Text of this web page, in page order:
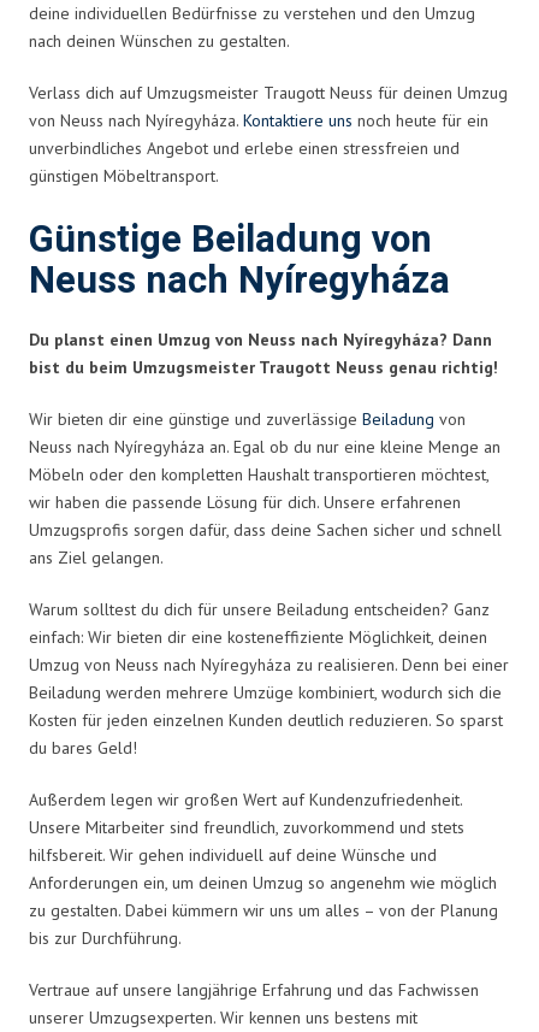
deine individuellen Bedürfnisse zu verstehen und den Umzug
nach deinen Wünschen zu gestalten.
Verlass dich auf Umzugsmeister Traugott Neuss für deinen Umzug
von Neuss nach Nyíregyháza. Kontaktiere uns noch heute für ein
unverbindliches Angebot und erlebe einen stressfreien und
günstigen Möbeltransport.
Günstige Beiladung von
Neuss nach Nyíregyháza
Du planst einen Umzug von Neuss nach Nyíregyháza? Dann
bist du beim Umzugsmeister Traugott Neuss genau richtig!
Wir bieten dir eine günstige und zuverlässige Beiladung von
Neuss nach Nyíregyháza an. Egal ob du nur eine kleine Menge an
Möbeln oder den kompletten Haushalt transportieren möchtest,
wir haben die passende Lösung für dich. Unsere erfahrenen
Umzugsprofis sorgen dafür, dass deine Sachen sicher und schnell
ans Ziel gelangen.
Warum solltest du dich für unsere Beiladung entscheiden? Ganz
einfach: Wir bieten dir eine kosteneffiziente Möglichkeit, deinen
Umzug von Neuss nach Nyíregyháza zu realisieren. Denn bei einer
Beiladung werden mehrere Umzüge kombiniert, wodurch sich die
Kosten für jeden einzelnen Kunden deutlich reduzieren. So sparst
du bares Geld!
Außerdem legen wir großen Wert auf Kundenzufriedenheit.
Unsere Mitarbeiter sind freundlich, zuvorkommend und stets
hilfsbereit. Wir gehen individuell auf deine Wünsche und
Anforderungen ein, um deinen Umzug so angenehm wie möglich
zu gestalten. Dabei kümmern wir uns um alles – von der Planung
bis zur Durchführung.
Vertraue auf unsere langjährige Erfahrung und das Fachwissen
unserer Umzugsexperten. Wir kennen uns bestens mit